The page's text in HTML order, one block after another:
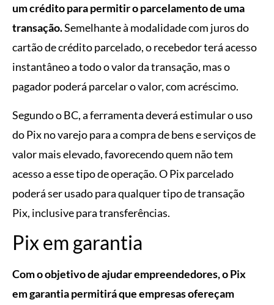
um crédito para permitir o parcelamento de uma
transação.Semelhante à modalidade com juros do
cartão de crédito parcelado, o recebedor terá acesso
instantâneo a todo o valor da transação, mas o
pagador poderá parcelar o valor, com acréscimo.
Segundo o BC, a ferramenta deverá estimular o uso
do Pix no varejo para a compra de bens e serviços de
valor mais elevado, favorecendo quem não tem
acesso a esse tipo de operação. O Pix parcelado
poderá ser usado para qualquer tipo de transação
Pix, inclusive para transferências.
Pix em garantia
Com o objetivo de ajudar empreendedores, o Pix
em garantia permitirá que empresas ofereçam